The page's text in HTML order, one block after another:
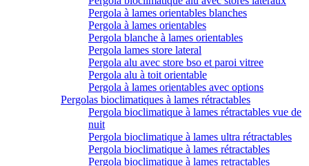
Pergola à lames orientables blanches
Pergola à lames orientables
Pergola blanche à lames orientables
Pergola lames store lateral
Pergola alu avec store bso et paroi vitree
Pergola alu à toit orientable
Pergola à lames orientables avec options
Pergolas bioclimatiques à lames rétractables
Pergola bioclimatique à lames rétractables vue de
nuit
Pergola bioclimatique à lames ultra rétractables
Pergola bioclimatique à lames rétractables
Pergola bioclimatique à lames retractables